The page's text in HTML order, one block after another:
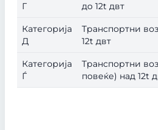
Г
до 12t двт
Категорија
Д
Транспортни
12t двт
Категорија
Ѓ
Транспортни
повеќе) над 12t